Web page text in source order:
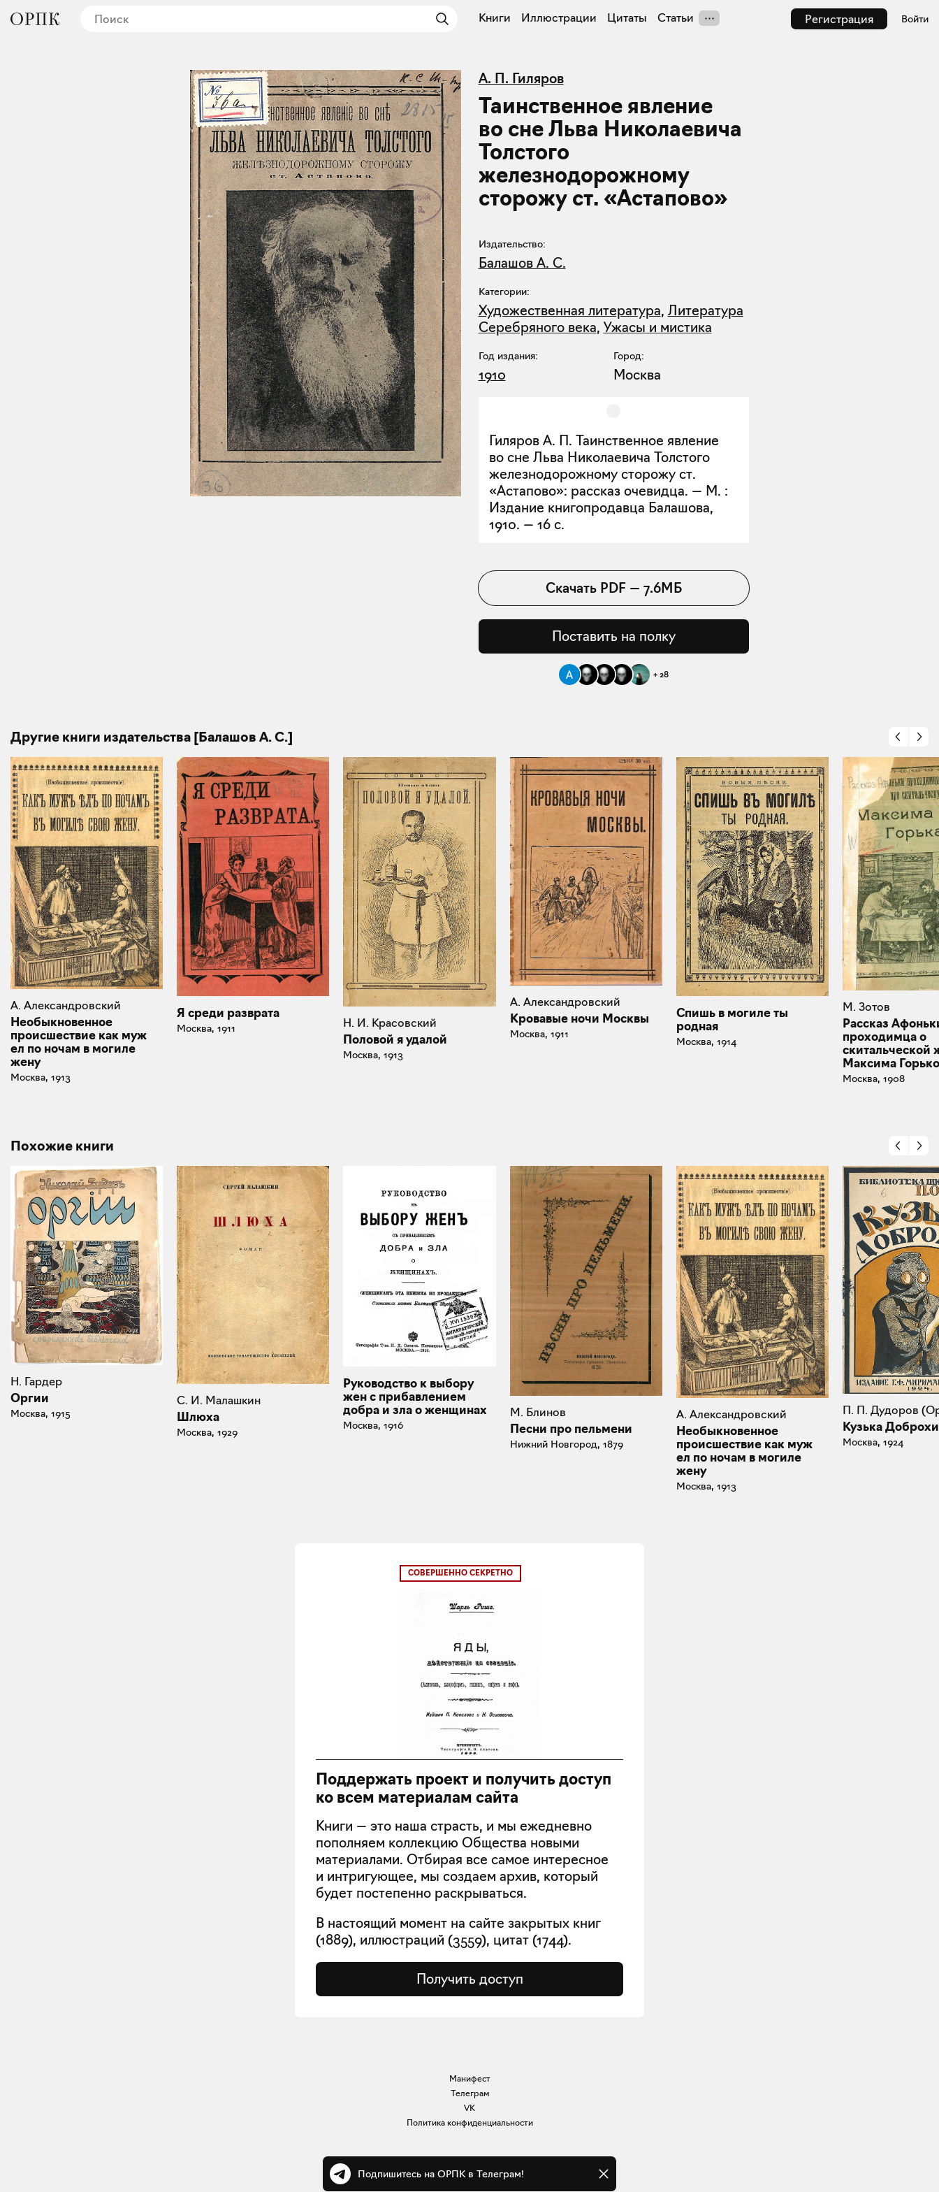
Регистрация Войти
Книги Иллюстрации Цитаты Статьи
А. П. Гиляров
Таинственное явление
во сне Льва Николаевича
Толстого
железнодорожному
сторожу ст. «Астапово»
Издательство:
Балашов А. С.
Категории:
Художественная литература, Литература
Серебряного века, Ужасы и мистика
Год издания:
1910
Город:
Москва
Гиляров А. П. Таинственное явление
во сне Льва Николаевича Толстого
железнодорожному сторожу ст.
«Астапово»: рассказ очевидца. — М. :
Издание книгопродавца Балашова,
1910. — 16 с.
Скачать PDF— 7.6МБ
Поставить на полку
+ 28
Другие книги издательства [Балашов А. С.]
А. Александровский
Необыкновенное
происшествие как муж
ел по ночам в могиле
жену
Москва, 1913
Я среди разврата
Москва, 1911 Н. И. Красовский
Половой я удалой
Москва, 1913
А. Александровский
Кровавые ночи Москвы
Москва, 1911
Спишь в могиле ты
родная
Москва, 1914
М. Зотов
Рассказ
проходимца о
скитальческой
Максима
Москва, 1908
Похожие книги
Н. Гардер
Оргии
Москва, 1915
С. И. Малашкин
Шлюха
Москва, 1929
Руководство к выбору
жен с прибавлением
добра и зла о женщинах
Москва, 1916
М. Блинов
Песни про пельмени
Нижний Новгород, 1879
А. Александровский
Необыкновенное
происшествие как муж
ел по ночам в могиле
жену
Москва, 1913
П. П. Дудоров
Кузька
Москва, 1924
СОВЕРШЕННО СЕКРЕТНО
Поддержать проект и получить доступ
ко всем материалам сайта
Книги — это наша страсть, и мы ежедневно
пополняем коллекцию Общества новыми
материалами. Отбирая все самое интересное
и интригующее, мы создаем архив, который
будет постепенно раскрываться.
В настоящий момент на сайте закрытых книг
(1889), иллюстраций (3559), цитат (1744).
Получить доступ
Манифест
Телеграм
VK
Политика конфиденциальности
Подпишитесь на ОРПК в Телеграм!